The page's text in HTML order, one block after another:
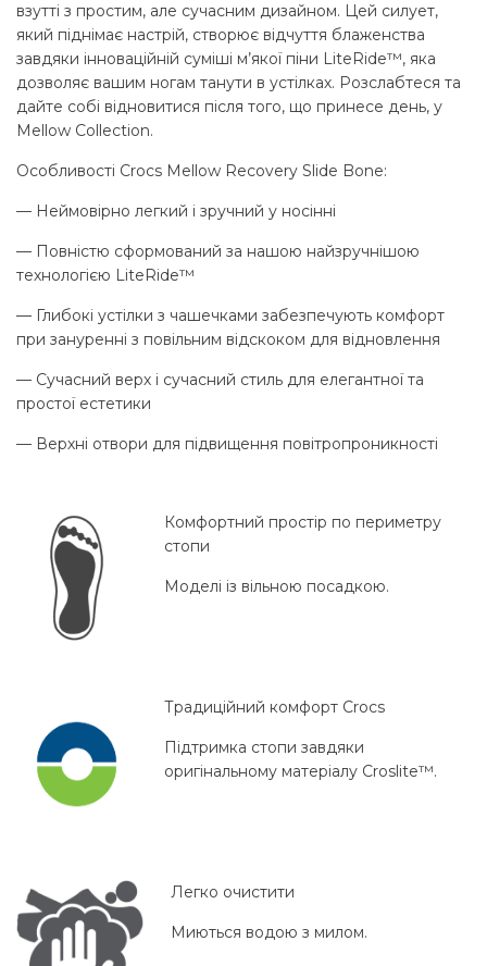
взутті з простим, але сучасним дизайном. Цей силует,
який піднімає настрій, створює відчуття блаженства
завдяки інноваційній суміші м’якої піни LiteRide™, яка
дозволяє вашим ногам танути в устілках. Розслабтеся та
дайте собі відновитися після того, що принесе день, у
Mellow Collection.
Особливості Crocs Mellow Recovery Slide Bone:
— Неймовірно легкий і зручний у носінні
— Повністю сформований за нашою найзручнішою
технологією LiteRide™
— Глибокі устілки з чашечками забезпечують комфорт
при зануренні з повільним відскоком для відновлення
— Сучасний верх і сучасний стиль для елегантної та
простої естетики
— Верхні отвори для підвищення повітропроникності
Комфортний простір по периметру
стопи
Моделі із вільною посадкою.
Традиційний комфорт Crocs
Підтримка стопи завдяки
оригінальному матеріалу Croslite™.
Легко очистити
Миються водою з милом.